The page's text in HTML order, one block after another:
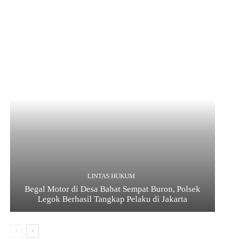
LINTAS HUKUM
Begal Motor di Desa Babat Sempat Buron, Polsek
Legok Berhasil Tangkap Pelaku di Jakarta